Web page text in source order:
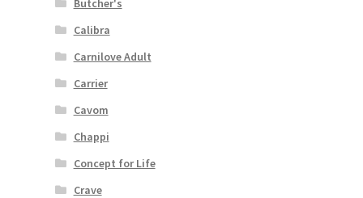
Butcher's
Calibra
Carnilove Adult
Carrier
Cavom
Chappi
Concept for Life
Crave